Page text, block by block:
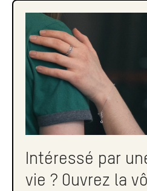
Comment gérer votre
ans ?
Comment clôturer une
8 ans ?
Quelle est la durée
Maximisez les bénéfices
assurance-vie
Intéressé par
vie ? Ouvrez la